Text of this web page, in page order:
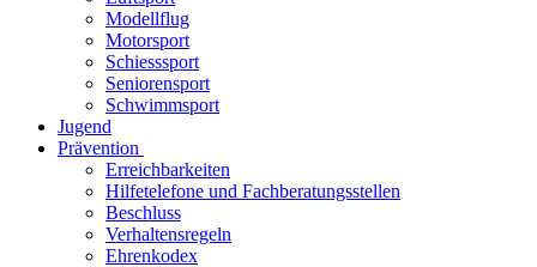
Modellflug
Motorsport
Schiesssport
Seniorensport
Schwimmsport
Jugend
Prävention
Erreichbarkeiten
Hilfetelefone und Fachberatungsstellen
Beschluss
Verhaltensregeln
Ehrenkodex